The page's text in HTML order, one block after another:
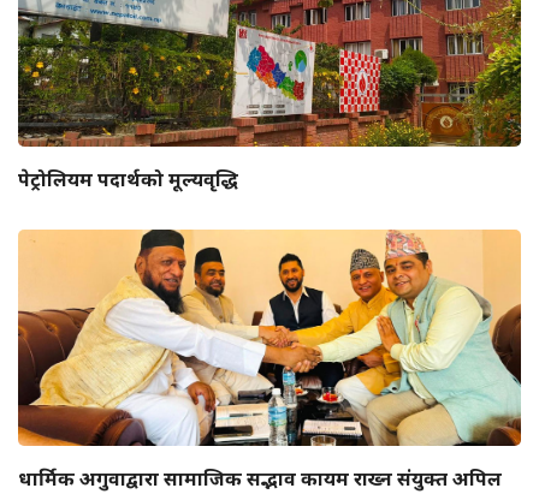
पेट्रोलियम पदार्थको मूल्यवृद्धि
धार्मिक अगुवाद्वारा सामाजिक सद्भाव कायम राख्न संयुक्त अपिल